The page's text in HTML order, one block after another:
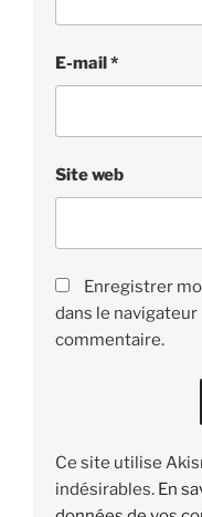
E-mail*
Site web
Enregistrer
dans le
commentaire.
Ce site utilise
indésirables. En